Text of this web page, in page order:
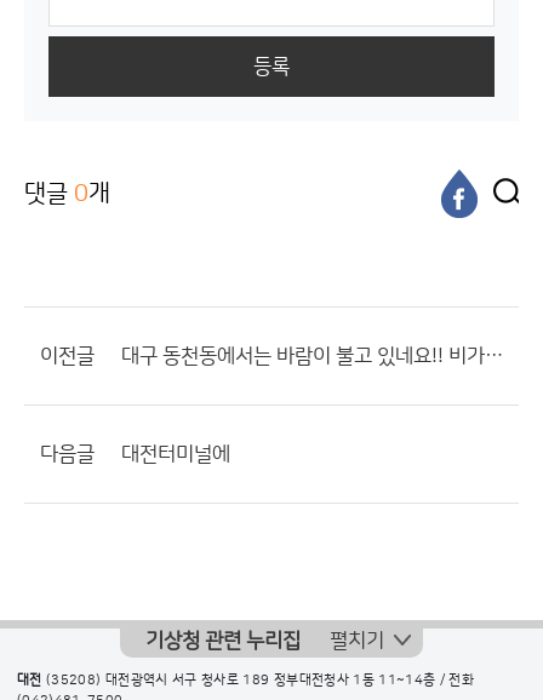
등록
댓글 0개
이전글 대구 동천동에서는 바람이 불고 있네요!! 비가 약간내림 왜 그럴까요?ㅇㅋ
다음글 대전터미널에
기상청 관련 누리집 펼치기
대전 (35208) 대전광역시 서구 청사로 189 정부대전청사 1동 11~14층 / 전화